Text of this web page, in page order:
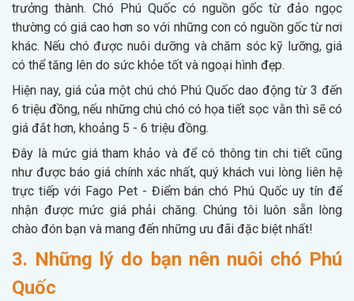
trưởng thành. Chó Phú Quốc có nguồn gốc từ đảo ngọc
thường có giá cao hơn so với những con có nguồn gốc từ nơi
khác. Nếu chó được nuôi dưỡng và chăm sóc kỹ lưỡng, giá
có thể tăng lên do sức khỏe tốt và ngoại hình đẹp.
Hiện nay, giá của một chú chó Phú Quốc dao động từ 3 đến
6 triệu đồng, nếu những chú chó có họa tiết sọc vằn thì sẽ có
giá đắt hơn, khoảng 5 - 6 triệu đồng.
Đây là mức giá tham khảo và để có thông tin chi tiết cũng
như được báo giá chính xác nhất, quý khách vui lòng liên hệ
trực tiếp với Fago Pet - Điểm bán chó Phú Quốc uy tín để
nhận được mức giá phải chăng. Chúng tôi luôn sẵn lòng
chào đón bạn và mang đến những ưu đãi đặc biệt nhất!
3. Những lý do bạn nên nuôi chó Phú
Quốc